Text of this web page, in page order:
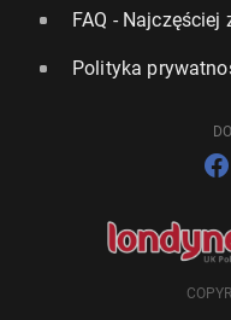
FAQ -
Polityka